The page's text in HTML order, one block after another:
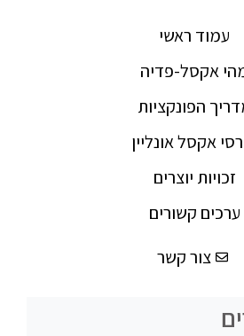
עמוד ראשי
אקסל-פדיה
הפונקציות
אקסל אונליין
זכויות יוצרים
ערכים קשורים
צור קשר